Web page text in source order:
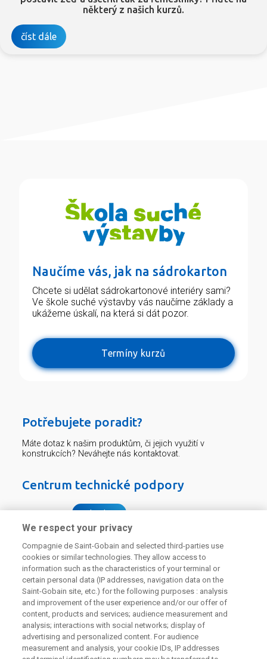
některý z našich kurzů.
číst dále
Naučíme vás, jak na sádrokarton
Chcete si udělat sádrokartonové interiéry sami?
Ve škole suché výstavby vás naučíme základy a
ukážeme úskalí, na která si dát pozor.
Termíny kurzů
Potřebujete poradit?
Máte dotaz k našim produktům, či jejich využití v
konstrukcích? Neváhejte nás kontaktovat.
Centrum technické podpory
226 292 224 Zaslat dotaz
Odebírejte náš newsletter
Užitečné odkazy
We respect your privacy
Compagnie de Saint-Gobain and selected third-parties use
cookies or similar technologies. They allow access to
information such as the characteristics of your terminal or
certain personal data (IP addresses, navigation data on the
Saint-Gobain site, etc.) for the following purposes : analysis
and improvement of the user experience and/or our offer of
content, products and services; audience measurement and
analysis; interactions with social networks; display of
advertising and personalized content. For audience
measurement and analysis, your cookie IDs, IP addresses